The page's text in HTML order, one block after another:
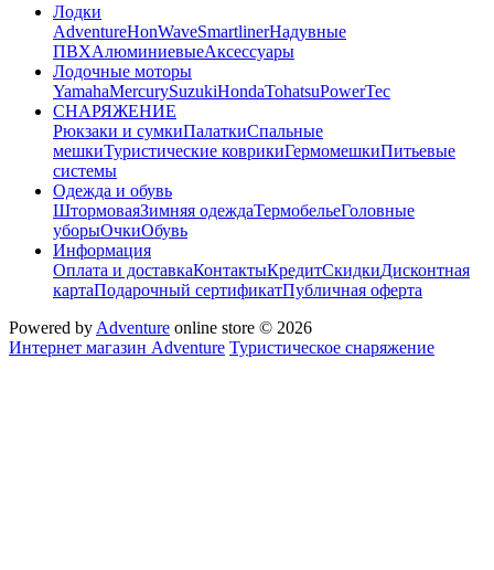
Лодки
AdventureHonWaveSmartlinerНадувные
ПВХАлюминиевыеАксессуары
Лодочные моторы
YamahaMercurySuzukiHondaTohatsuPowerTec
СНАРЯЖЕНИЕ
Рюкзаки и сумкиПалаткиСпальные
мешкиТуристические коврикиГермомешкиПитьевые
системы
Одежда и обувь
ШтормоваяЗимняя одеждаТермобельеГоловные
уборыОчкиОбувь
Информация
Оплата и доставкаКонтактыКредитСкидкиДисконтная
картаПодарочный сертификатПубличная оферта
Powered by Adventure online store © 2026
Интернет магазин Adventure Туристическое снаряжение